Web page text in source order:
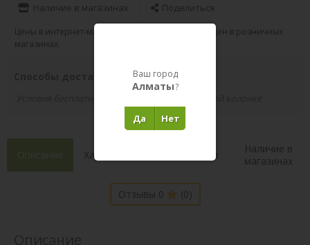
Наличие в магазинах Поделиться
Цены в интернет-магазине могут отличаться от цен в розничных
магазинах.
Способы доставки вашего заказа
Описание Характеристики Состав
Наличие в
магазинах
Отзывы 0 (0)
Ваш город
Алматы?
Нет
Да